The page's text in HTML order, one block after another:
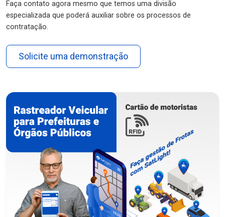
Faça contato agora mesmo que temos uma divisão
especializada que poderá auxiliar sobre os processos de
contratação.
Solicite uma demonstração